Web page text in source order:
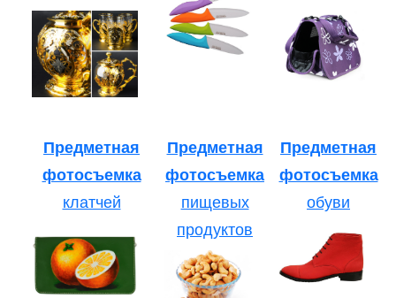
Предметная
фотосъемка
клатчей
Предметная
фотосъемка
пищевых
продуктов
Предметная
фотосъемка
обуви